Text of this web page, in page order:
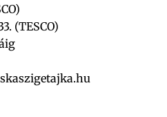
(TESCO)